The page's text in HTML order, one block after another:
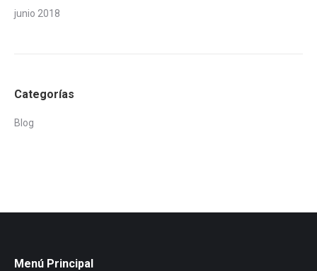
junio 2018
Categorías
Blog
Menú Principal